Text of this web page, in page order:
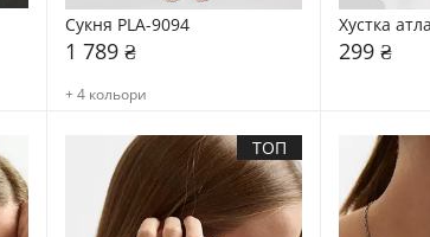
Сукня PLA-9094
1 789 ₴
+ 4 кольори
Хустка
299 ₴
ТОП